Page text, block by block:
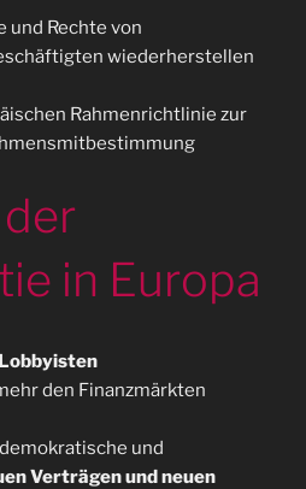
Rechte von
wiederherstellen
Rahmenrichtlinie zur
in Europa
den Finanzmärkten
und
Verträgen und neuen